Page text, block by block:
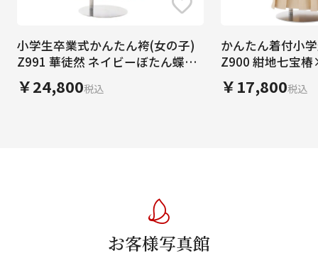
小学生卒業式かんたん袴(女の子)
Z991 華徒然 ネイビーぼたん蝶×
グレー
￥24,800税込
かんたん着付小
Z900 紺地七宝
ライプ
￥17,800税込
お客様写真館